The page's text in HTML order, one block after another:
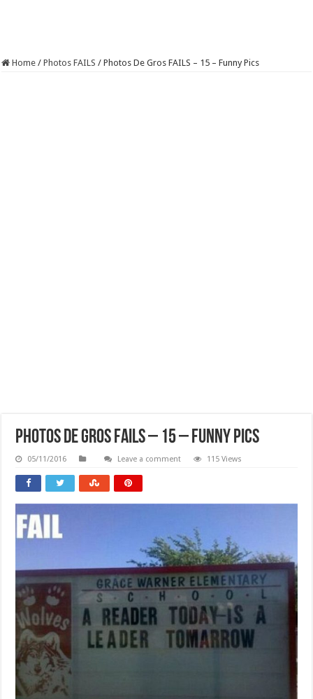
Home / Photos FAILS / Photos De Gros FAILS – 15 – Funny Pics
Photos De Gros FAILS – 15 – Funny Pics
05/11/2016 Leave a comment 115 Views